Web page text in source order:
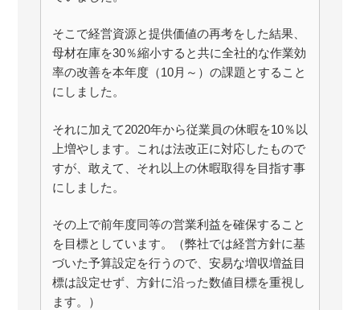
そこで経営資源と提供価値の再考をした結果、
母材在庫を30％縮小すると共に全社的な作業効
率の改善を本年度（10月～）の課題とすること
にしました。
それに加えて2020年から従業員の休暇を10％以
上増やします。これは法改正に対応したもので
すが、敢えて、それ以上の休暇取得を目指す事
にしました。
その上で前年度同等の営業利益を確保すること
を目標としています。（弊社では経営方針に基
づいた予算設定を行うので、安易な増収増益目
標は設定せず、方針に沿った数値目標を重視し
ます。）